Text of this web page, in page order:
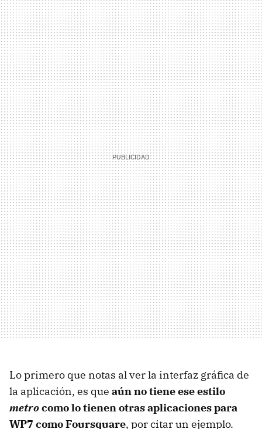
Lo primero que notas al ver la interfaz gráfica de
la aplicación, es que aún no tiene ese estilo
metrocomo lo tienen otras aplicaciones para
WP7 como Foursquare, por citar un ejemplo.